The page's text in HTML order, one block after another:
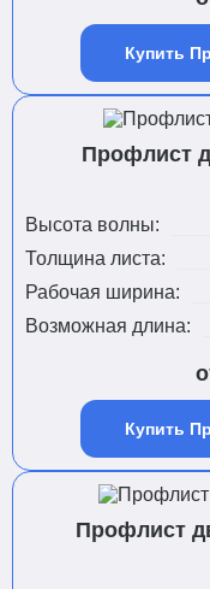
Купить
Профлист
Высота волны:
Толщина листа:
Рабочая ширина:
Возможная длина:
Купить
Профлист